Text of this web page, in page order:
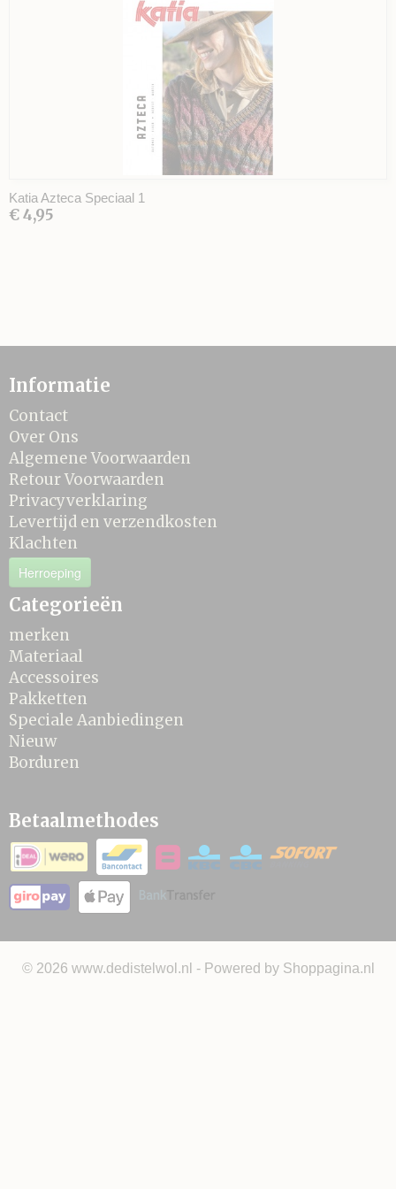
Katia Azteca Speciaal 1
€ 4,95
Informatie
Contact
Over Ons
Algemene Voorwaarden
Retour Voorwaarden
Privacyverklaring
Levertijd en verzendkosten
Klachten
Herroeping
Categorieën
merken
Materiaal
Accessoires
Pakketten
Speciale Aanbiedingen
Nieuw
Borduren
Betaalmethodes
© 2026 www.dedistelwol.nl - Powered by Shoppagina.nl